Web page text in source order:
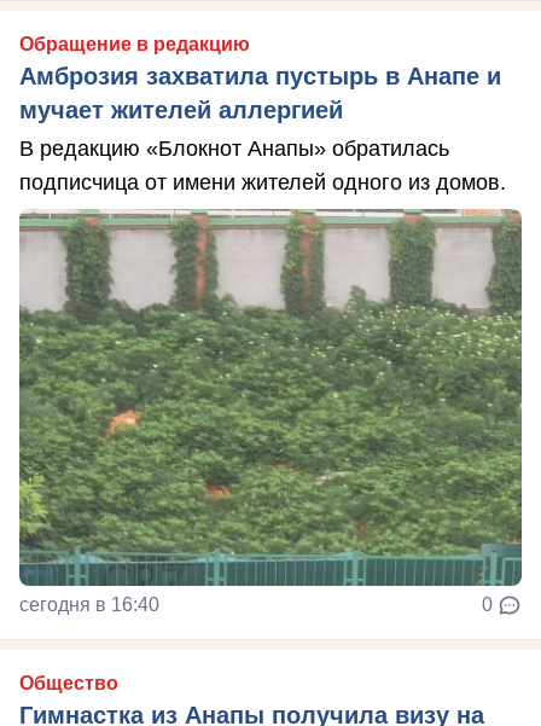
Обращение в редакцию
Амброзия захватила пустырь в Анапе и
мучает жителей аллергией
В редакцию «Блокнот Анапы» обратилась
подписчица от имени жителей одного из домов.
сегодня в 16:40 0
Общество
Гимнастка из Анапы получила визу на